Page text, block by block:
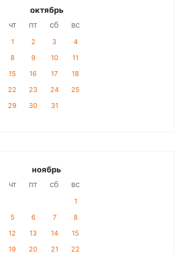
октябрь
чт пт сб вс
1 2 3
4
8 9 10
11
15 16 17
18
22 23 24
25
29 30 31
ноябрь
чт пт сб вс
1
5 6 7
8
12 13 14
15
19 20 21
22